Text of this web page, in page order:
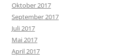
Oktober 2017
September 2017
Juli 2017
Mai 2017
April 2017